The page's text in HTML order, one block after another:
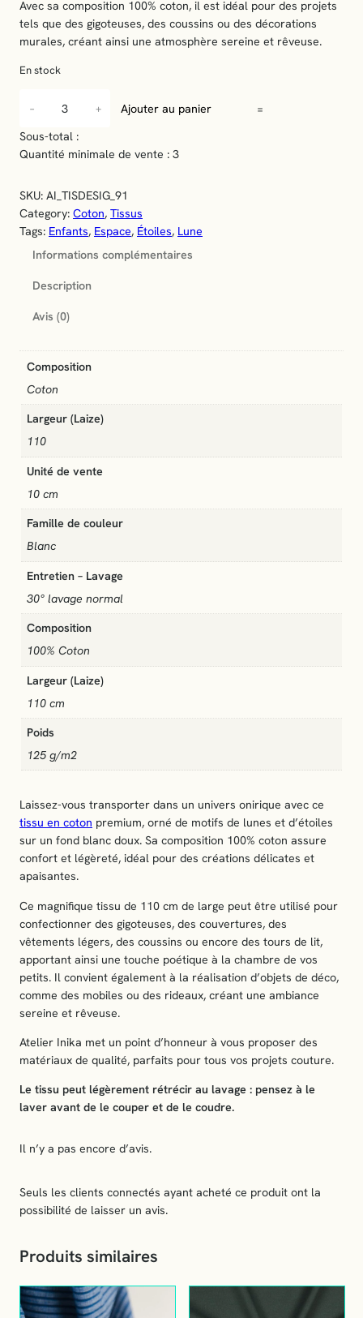
Avec sa composition 100% coton, il est idéal pour des projets
tels que des gigoteuses, des coussins ou des décorations
murales, créant ainsi une atmosphère sereine et rêveuse.
En stock
a
n
t
é
d
u
t
m
r
m
é
a
l
u
"
− + Ajouter au panier
=
Sous-total :
Quantité minimale de vente : 3
SKU: AI_TISDESIG_91
Category: Coton, Tissus
Tags: Enfants, Espace, Étoiles, Lune
Informations complémentaires
Description
Avis (0)
Composition
Coton
Largeur (Laize)
110
Unité de vente
10 cm
Famille de couleur
Blanc
Entretien – Lavage
30° lavage normal
Composition
100% Coton
Largeur (Laize)
110 cm
Poids
125 g/m2
Laissez-vous transporter dans un univers onirique avec ce
tissu en coton premium, orné de motifs de lunes et d’étoiles
sur un fond blanc doux. Sa composition 100% coton assure
confort et légèreté, idéal pour des créations délicates et
apaisantes.
Ce magnifique tissu de 110 cm de large peut être utilisé pour
confectionner des gigoteuses, des couvertures, des
vêtements légers, des coussins ou encore des tours de lit,
apportant ainsi une touche poétique à la chambre de vos
petits. Il convient également à la réalisation d’objets de déco,
comme des mobiles ou des rideaux, créant une ambiance
sereine et rêveuse.
Atelier Inika met un point d’honneur à vous proposer des
matériaux de qualité, parfaits pour tous vos projets couture.
Le tissu peut légèrement rétrécir au lavage : pensez à le
laver avant de le couper et de le coudre.
Il n’y a pas encore d’avis.
Seuls les clients connectés ayant acheté ce produit ont la
possibilité de laisser un avis.
Produits similaires